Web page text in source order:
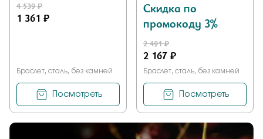
4 539 ₽
1 361 ₽
Браслет, сталь, без камней
Посмотреть
Скидка по
промокоду 3%
2 491 ₽
2 167 ₽
Браслет, сталь, без камней
Посмотреть